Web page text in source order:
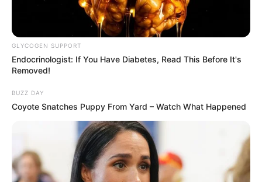
GLYCOGEN SUPPORT
Endocrinologist: If You Have Diabetes, Read This Before It's
Removed!
BUZZ DAY
Coyote Snatches Puppy From Yard – Watch What Happened